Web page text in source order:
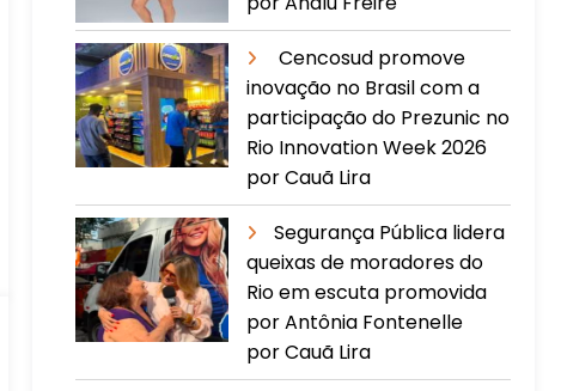
Cencosud promove
inovação no Brasil com a
participação do Prezunic no
Rio Innovation Week 2026
por Cauã Lira
​Segurança Pública lidera
queixas de moradores do
Rio em escuta promovida
por Antônia Fontenelle
por Cauã Lira